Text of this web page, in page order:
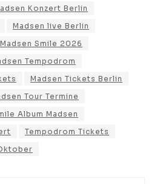
Konzert Berlin
Madsen live Berlin
Madsen Smile 2026
Tempodrom
Madsen Tickets Berlin
Tour Termine
Album Madsen
Tempodrom Tickets